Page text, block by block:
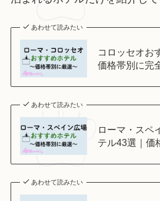
あわせて読みたい
コロッセオお
価格帯別に完
あわせて読みたい
ローマ・スペ
テル43選｜価
あわせて読みたい